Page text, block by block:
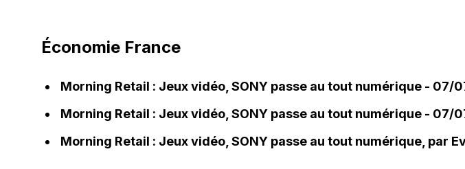
Économie France
Morning Retail : Jeux vidéo, SONY passe au tout numérique - 07/
Morning Retail : Jeux vidéo, SONY passe au tout numérique - 07/
Morning Retail : Jeux vidéo, SONY passe au tout numérique, par